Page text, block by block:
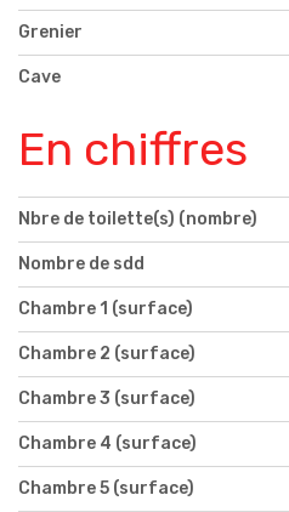
Grenier
Cave
En chiffres
Nbre de toilette(s) (nombre)
Nombre de sdd
Chambre 1 (surface)
Chambre 2 (surface)
Chambre 3 (surface)
Chambre 4 (surface)
Chambre 5 (surface)